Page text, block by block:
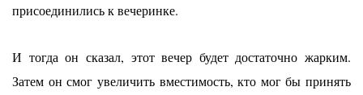
присоединились к вечеринке.
И тогда он сказал, этот вечер будет достаточно жарким.
Затем он смог увеличить вместимость, кто мог бы принять